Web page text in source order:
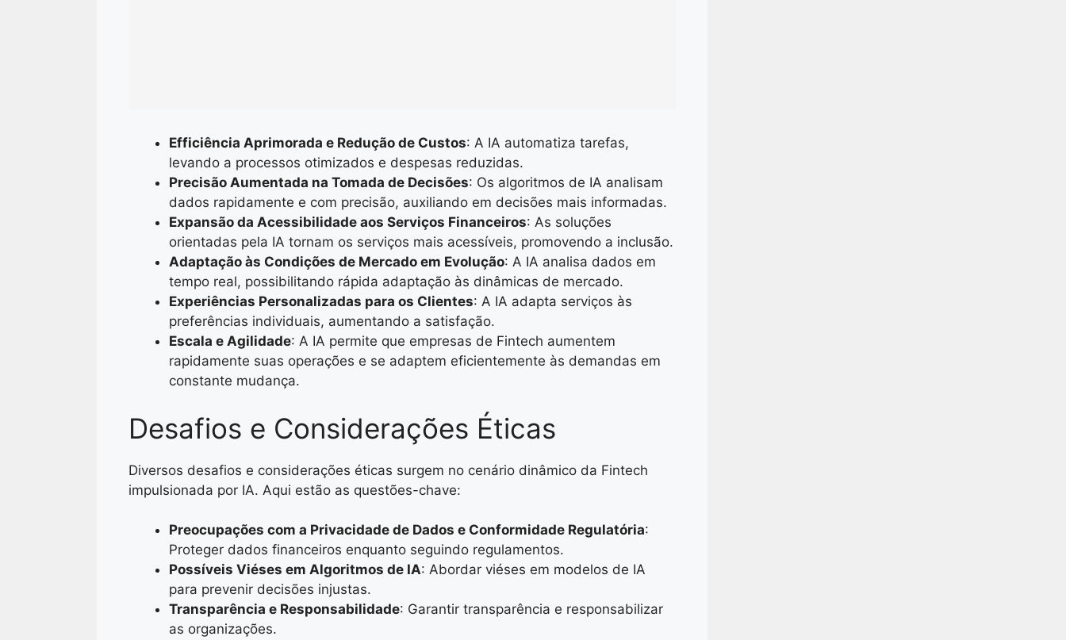
Efficiência Aprimorada e Redução de Custos: A IA automatiza tarefas,
levando a processos otimizados e despesas reduzidas.
Precisão Aumentada na Tomada de Decisões: Os algoritmos de IA analisam
dados rapidamente e com precisão, auxiliando em decisões mais informadas.
Expansão da Acessibilidade aos Serviços Financeiros: As soluções
orientadas pela IA tornam os serviços mais acessíveis, promovendo a inclusão.
Adaptação às Condições de Mercado em Evolução: A IA analisa dados em
tempo real, possibilitando rápida adaptação às dinâmicas de mercado.
Experiências Personalizadas para os Clientes: A IA adapta serviços às
preferências individuais, aumentando a satisfação.
Escala e Agilidade: A IA permite que empresas de Fintech aumentem
rapidamente suas operações e se adaptem eficientemente às demandas em
constante mudança.
Desafios e Considerações Éticas
Diversos desafios e considerações éticas surgem no cenário dinâmico da Fintech
impulsionada por IA. Aqui estão as questões-chave:
Preocupações com a Privacidade de Dados e Conformidade Regulatória:
Proteger dados financeiros enquanto seguindo regulamentos.
Possíveis Viéses em Algoritmos de IA: Abordar viéses em modelos de IA
para prevenir decisões injustas.
Transparência e Responsabilidade: Garantir transparência e responsabilizar
as organizações.